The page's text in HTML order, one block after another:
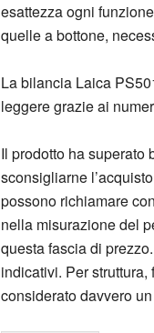
esattezza ogni
quelle a bottone,
La bilancia Laica
leggere grazie ai
Il prodotto ha superato
sconsigliarne
possono richiamare
nella misurazione del
questa fascia di
indicativi. Per
considerato davvero